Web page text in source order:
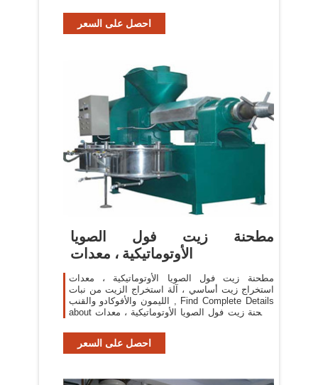
احصل على السعر
مطحنة زيت فول الصويا
الأوتوماتيكية ، معدات
مطحنة زيت فول الصويا الأوتوماتيكية ، معدات
استخراج زيت أساسي ، آلة استخراج الزيت من نبات
الليمون والأفوكادو والقنب , Find Complete Details
about مطحنة زيت فول الصويا الأوتوماتيكية ، معدات
احصل على السعر